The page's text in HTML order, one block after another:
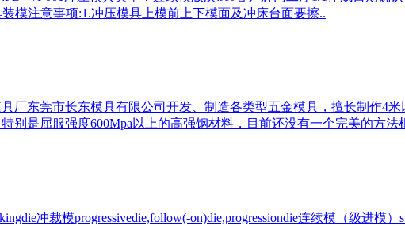
模注意事项:1.冲压模具上模前上下模面及冲床台面要擦..
厂东莞市长东模具有限公司开发、制造各类型五金模具，擅长制作4
别是屈服强度600Mpa以上的高强钢材料，目前还没有一个完美的方法
冲裁模progressivedie,follow(-on)die,progressiondie连续模（级进模）